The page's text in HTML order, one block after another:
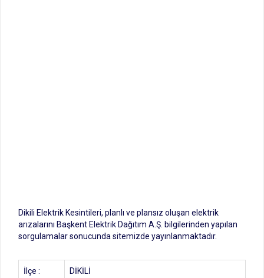
Dikili Elektrik Kesintileri, planlı ve plansız oluşan elektrik
arızalarını Başkent Elektrik Dağıtım A.Ş. bilgilerinden yapılan
sorgulamalar sonucunda sitemizde yayınlanmaktadır.
İlçe : DİKİLİ